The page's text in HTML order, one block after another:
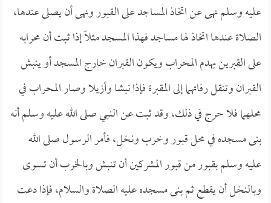
عليه وسلم نهى عن اتخاذ المساجد على القبور ونهى أن يصلى عندها،
الصلاة عندها اتخاذ لها مساجد فهذا المسجد مثلاً إذا ثبت أن محرابه
على القبرين يهدم المحراب ويكون القبران خارج المسجد أو ينبش
القبران وتنقل رفاتهما إلى المقبرة فإذا نبشا وأزيلا وصار المحراب في
محلهما فلا حرج في ذلك، وقد ثبت عن النبي صلى الله عليه وسلم أنه
بنى مسجده في محل قبور وخرب ونخل، فأمر الرسول صلى الله
عليه وسلم بقبور من قبور المشركين أن تنبش وبالخرب أن تسوى
وبالنخل أن يقطع ثم بنى مسجده عليه الصلاة والسلام، فإذا دعت